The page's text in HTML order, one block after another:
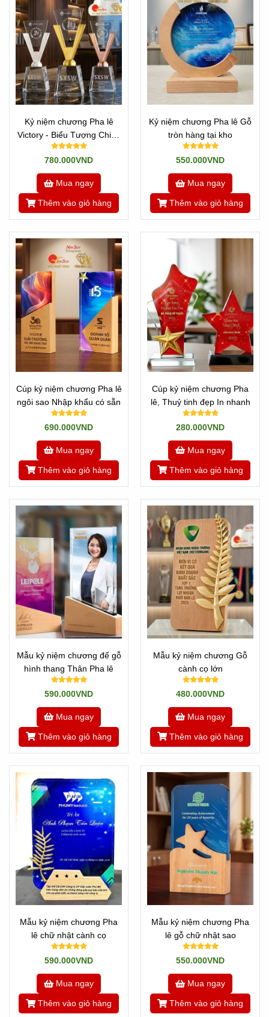
Kỷ niệm chương Pha lê
Victory - Biểu Tượng Chiến
Thắng
780.000VND
Mua ngay
Thêm vào giỏ hàng
Kỷ niệm chương Pha lê Gỗ
tròn hàng tại kho
550.000VND
Mua ngay
Thêm vào giỏ hàng
Cúp kỷ niệm chương Pha lê
ngôi sao Nhập khẩu có sẵn
690.000VND
Mua ngay
Thêm vào giỏ hàng
Cúp kỷ niệm chương Pha
lê, Thuỷ tinh đẹp In nhanh
280.000VND
Mua ngay
Thêm vào giỏ hàng
Mẫu kỷ niệm chương đế gỗ
hình thang Thân Pha lê
590.000VND
Mua ngay
Thêm vào giỏ hàng
Mẫu kỷ niệm chương Gỗ
cành cọ lớn
480.000VND
Mua ngay
Thêm vào giỏ hàng
Mẫu kỷ niệm chương Pha
lê chữ nhật cành cọ
590.000VND
Mua ngay
Thêm vào giỏ hàng
Mẫu kỷ niệm chương Pha
lê gỗ chữ nhật sao
550.000VND
Mua ngay
Thêm vào giỏ hàng